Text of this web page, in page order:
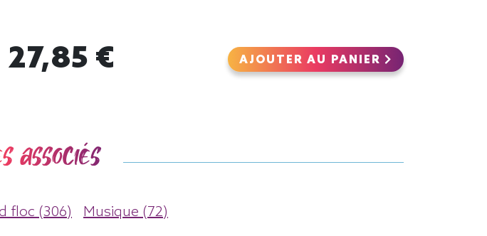
27,85 € AJOUTER AU PANIER
associés
floc (306) Musique (72)